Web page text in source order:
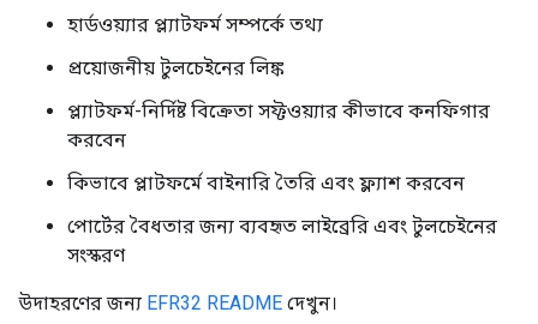
হার্ডওয়্যার প্ল্যাটফর্ম সম্পর্কে তথ্য
প্রয়োজনীয় টুলচেইনের লিঙ্ক
প্ল্যাটফর্ম-নির্দিষ্ট বিক্রেতা সফ্টওয়্যার কীভাবে কনফিগার
করবেন
কিভাবে প্লাটফর্মে বাইনারি তৈরি এবং ফ্ল্যাশ করবেন
পোর্টের বৈধতার জন্য ব্যবহৃত লাইব্রেরি এবং টুলচেইনের
সংস্করণ
উদাহরণের জন্য EFR32 README দেখুন।